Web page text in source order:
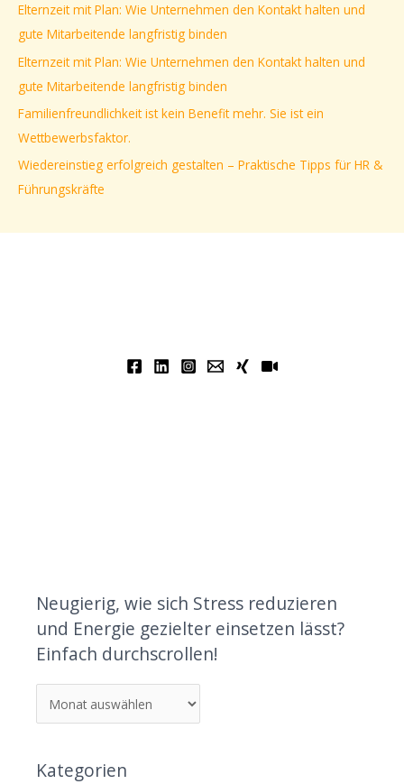
n
a
c
h
:
Elternzeit mit Plan: Wie Unternehmen den Kontakt halten und
gute Mitarbeitende langfristig binden
Elternzeit mit Plan: Wie Unternehmen den Kontakt halten und
gute Mitarbeitende langfristig binden
Familienfreundlichkeit ist kein Benefit mehr. Sie ist ein
Wettbewerbsfaktor.
Wiedereinstieg erfolgreich gestalten – Praktische Tipps für HR &
Führungskräfte
Neugierig, wie sich Stress reduzieren
und Energie gezielter einsetzen lässt?
Einfach durchscrollen!
Kategorien